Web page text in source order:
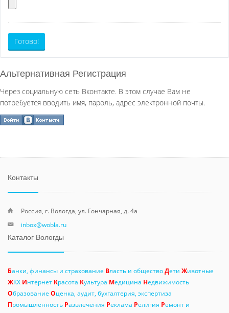
Готово!
Альтернативная Регистрация
Через социальную сеть Вконтакте. В этом случае Вам не
потребуется вводить имя, пароль, адрес электронной почты.
Контакты
Россия, г. Вологда, ул. Гончарная, д. 4а
inbox@wobla.ru
Каталог Вологды
Банки, финансы и страхование Власть и обществоДети Животные
ЖКХ Интернет Красота Культура Медицина Недвижимость
Образование Оценка, аудит, бухгалтерия, экспертиза
Промышленность Развлечения Реклама Религия Ремонт и